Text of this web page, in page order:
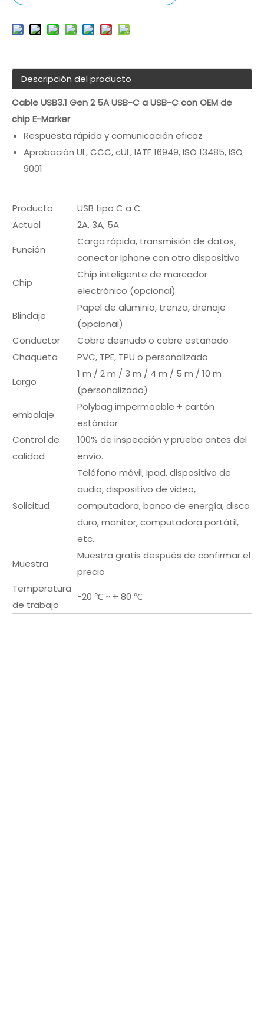
Descripción del producto
Cable USB3.1 Gen 2 5A USB-C a USB-C con OEM de
chip E-Marker
Respuesta rápida y comunicación eficaz
Aprobación UL, CCC, cUL, IATF 16949, ISO 13485, ISO
9001
Producto
USB tipo C a C
Actual
2A, 3A, 5A
Función
Carga rápida, transmisión de datos,
conectar Iphone con otro dispositivo
Chip
Chip inteligente de marcador
electrónico (opcional)
Blindaje
Papel de aluminio, trenza, drenaje
(opcional)
Conductor
Cobre desnudo o cobre estañado
Chaqueta
PVC, TPE, TPU o personalizado
Largo
1 m / 2 m / 3 m / 4 m / 5 m / 10 m
(personalizado)
embalaje
Polybag impermeable + cartón
estándar
Control de
calidad
100% de inspección y prueba antes del
envío.
Solicitud
Teléfono móvil, Ipad, dispositivo de
audio, dispositivo de video,
computadora, banco de energía, disco
duro, monitor, computadora portátil,
etc.
Muestra
Muestra gratis después de confirmar el
precio
Temperatura
de trabajo
-20 ℃ ~ + 80 ℃